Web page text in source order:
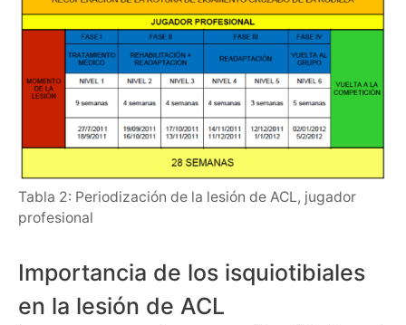
Tabla 2: Periodización de la lesión de ACL, jugador
profesional
Importancia de los isquiotibiales
en la lesión de ACL